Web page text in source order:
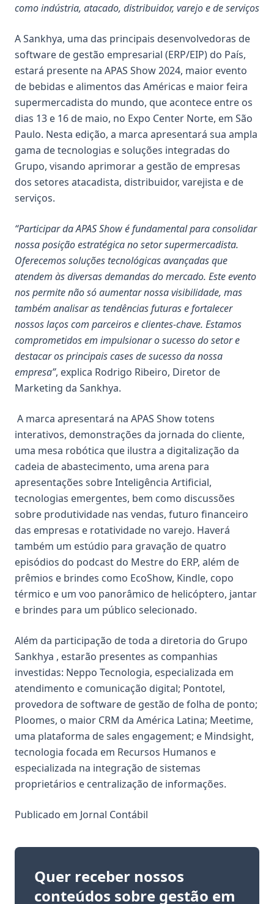
comoindústria, atacado, distribuidor, varejo e de serviços
A Sankhya, uma das principais desenvolvedoras de
software de gestão empresarial (ERP/EIP) do País,
estará presente na APAS Show 2024, maior evento
de bebidas e alimentos das Américas e maior feira
supermercadista do mundo, que acontece entre os
dias 13 e 16 de maio, no Expo Center Norte, em São
Paulo. Nesta edição, a marca apresentará sua ampla
gama de tecnologias e soluções integradas do
Grupo, visando aprimorar a gestão de empresas
dos setores atacadista, distribuidor, varejista e de
serviços.
“Participar da APAS Show é fundamental para consolidar
nossa posição estratégica no setor supermercadista.
Oferecemos soluções tecnológicas avançadas que
atendem às diversas demandas do mercado. Este evento
nos permite não só aumentar nossa visibilidade, mas
também analisar as tendências futuras e fortalecer
nossos laços com parceiros e clientes-chave. Estamos
comprometidos em impulsionar o sucesso do setor e
destacar os principais cases de sucesso da nossa
empresa”, explica Rodrigo Ribeiro, Diretor de
Marketing da Sankhya.
A marca apresentará na APAS Show totens
interativos, demonstrações da jornada do cliente,
uma mesa robótica que ilustra a digitalização da
cadeia de abastecimento, uma arena para
apresentações sobre Inteligência Artificial,
tecnologias emergentes, bem como discussões
sobre produtividade nas vendas, futuro financeiro
das empresas e rotatividade no varejo. Haverá
também um estúdio para gravação de quatro
episódios do podcast do Mestre do ERP, além de
prêmios e brindes como EcoShow, Kindle, copo
térmico e um voo panorâmico de helicóptero, jantar
e brindes para um público selecionado.
Além da participação de toda a diretoria do Grupo
Sankhya , estarão presentes as companhias
investidas: Neppo Tecnologia, especializada em
atendimento e comunicação digital; Pontotel,
provedora de software de gestão de folha de ponto;
Ploomes, o maior CRM da América Latina; Meetime,
uma plataforma de sales engagement; e Mindsight,
tecnologia focada em Recursos Humanos e
especializada na integração de sistemas
proprietários e centralização de informações.
Publicado em Jornal Contábil
Quer receber nossos
conteúdos sobre gestão em